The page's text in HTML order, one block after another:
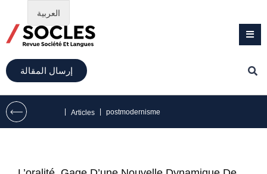
إرسال المقالة
Articles postmodernisme
العربية